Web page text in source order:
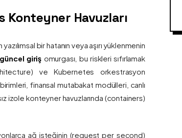
Konteyner Havuzları
bir hatanın veya aşırı yüklenmenin
giriş omurgası, bu riskleri sıfırlamak
ve Kubernetes orkestrasyon
finansal mutabakat modülleri, canlı
izole konteyner havuzlarında (containers)
ağ isteğinin (request per second)